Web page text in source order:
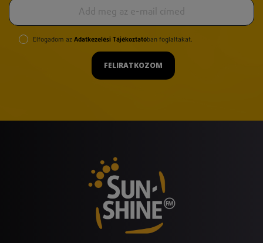
Elfogadom az Adatkezelési Tájékoztatóban foglaltakat.
FELIRATKOZOM